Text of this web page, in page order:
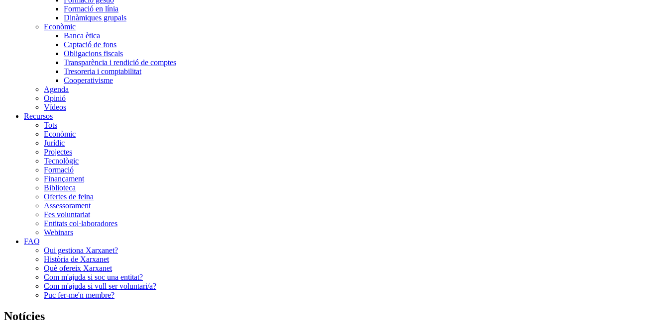
Formació en línia
Dinàmiques grupals
Econòmic
Banca ètica
Captació de fons
Obligacions fiscals
Transparència i rendició de comptes
Tresoreria i comptabilitat
Cooperativisme
Agenda
Opinió
Vídeos
Recursos
Tots
Econòmic
Jurídic
Projectes
Tecnològic
Formació
Finançament
Biblioteca
Ofertes de feina
Assessorament
Fes voluntariat
Entitats col·laboradores
Webinars
FAQ
Qui gestiona Xarxanet?
Història de Xarxanet
Què ofereix Xarxanet
Com m'ajuda si soc una entitat?
Com m'ajuda si vull ser voluntari/a?
Puc fer-me'n membre?
Notícies